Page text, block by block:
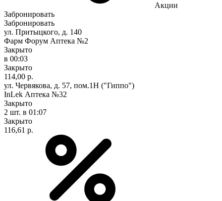
Акции
Забронировать
Забронировать
ул. Притыцкого, д. 140
Фарм Форум Аптека №2
Закрыто
в 00:03
Закрыто
114,00 р.
ул. Червякова, д. 57, пом.1Н ("Гиппо")
InLek Аптека №32
Закрыто
2 шт. в 01:07
Закрыто
116,61 р.